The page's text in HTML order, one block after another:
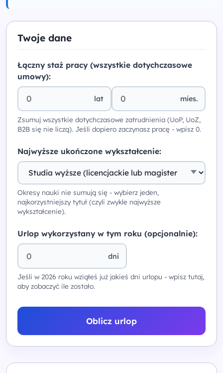
Twoje dane
Łączny staż pracy (wszystkie dotychczasowe
umowy):
lat mies.
Zsumuj wszystkie dotychczasowe zatrudnienia (UoP, UoZ,
B2B się nie liczą). Jeśli dopiero zaczynasz pracę - wpisz 0.
Najwyższe ukończone wykształcenie:
Okresy nauki nie sumują się - wybierz jeden,
najkorzystniejszy tytuł (czyli zwykle najwyższe
wykształcenie).
Urlop wykorzystany w tym roku (opcjonalnie):
dni
Jeśli w 2026 roku wziąłeś już jakieś dni urlopu - wpisz tutaj,
aby zobaczyć ile zostało.
Oblicz urlop